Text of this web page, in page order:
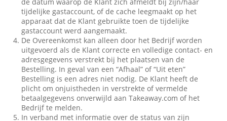
tijdelijke gastaccount, of de cache leegmaakt op het
apparaat dat de Klant gebruikte toen de tijdelijke
gastaccount werd aangemaakt.
De Overeenkomst kan alleen door het Bedrijf worden
uitgevoerd als de Klant correcte en volledige contact- en
adresgegevens verstrekt bij het plaatsen van de
Bestelling. In geval van een “Afhaal” of “Uit eten”
Bestelling is een adres niet nodig. De Klant heeft de
plicht om onjuistheden in verstrekte of vermelde
betaalgegevens onverwijld aan Takeaway.com of het
Bedrijf te melden.
In verband met informatie over de status van zijn